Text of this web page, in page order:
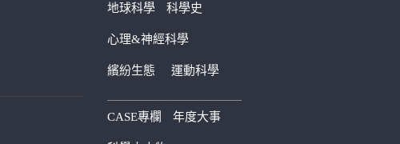
地球科學 科學史
心理&神經科學
繽紛生態 運動科學
————————————
CASE專欄 年度大事